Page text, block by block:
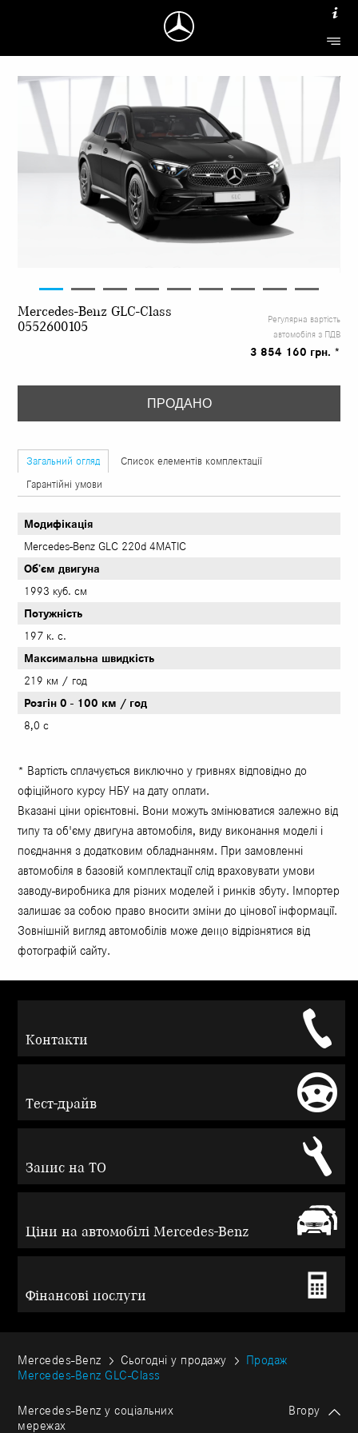
Mercedes-Benz GLC-Class
0552600105
Регулярна вартість
автомобіля з ПДВ
3 854 160 грн. *
ПРОДАНО
Загальний огляд
Список елементів комплектації
Гарантійні умови
Модифікація
Mercedes-Benz GLC 220d 4MATIC
Об’єм двигуна
1993 куб. см
Потужність
197 к. с.
Максимальна швидкість
219 км / год
Розгін 0 - 100 км / год
8,0 с
* Вартість сплачується виключно у гривнях відповідно до
офіційного курсу НБУ на дату оплати.
Вказані ціни орієнтовні. Вони можуть змінюватися залежно від
типу та об'єму двигуна автомобіля, виду виконання моделі і
поєднання з додатковим обладнанням. При замовленні
автомобіля в базовій комплектації слід враховувати умови
заводу-виробника для різних моделей і ринків збуту. Імпортер
залишає за собою право вносити зміни до цінової інформації.
Зовнішній вигляд автомобілів може дещо відрізнятися від
фотографій сайту.
Контакти
Тест-драйв
Запис на ТО
Ціни на автомобілі Mercedes-Benz
Фінансові послуги
Mercedes-Benz Сьогодні у продажу
Продаж
Mercedes-Benz GLC-Class
Mercedes-Benz у соціальних
мережах
Вгору